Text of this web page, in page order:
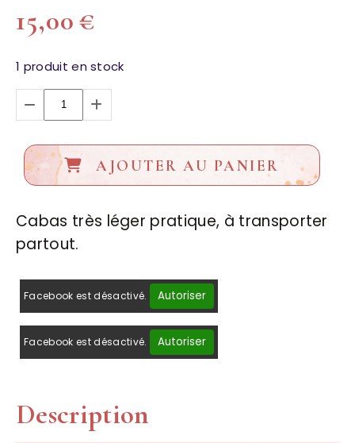
15,00€
1 produit en stock
AJOUTER AU PANIER
Cabas très léger pratique, à transporter
partout.
Facebook est désactivé. Autoriser
Facebook est désactivé. Autoriser
Description